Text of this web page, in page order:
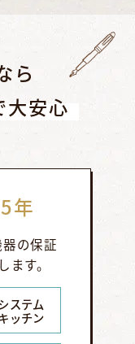
ら
大安心
年
の保証
す。
ステム
ッチン